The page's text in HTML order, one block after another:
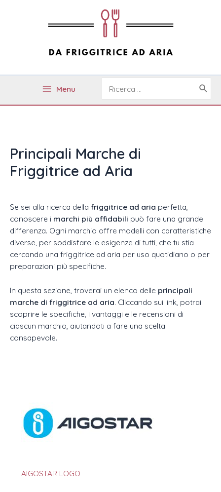
Menu
por:
Principali Marche di
Friggitrice ad Aria
Se sei alla ricerca della friggitrice ad aria perfetta,
conoscere i marchi più affidabili può fare una grande
differenza. Ogni marchio offre modelli con caratteristiche
diverse, per soddisfare le esigenze di tutti, che tu stia
cercando una friggitrice ad aria per uso quotidiano o per
preparazioni più specifiche.
In questa sezione, troverai un elenco delle principali
marche di friggitrice ad aria. Cliccando sui link, potrai
scoprire le specifiche, i vantaggi e le recensioni di
ciascun marchio, aiutandoti a fare una scelta
consapevole.
AIGOSTAR LOGO